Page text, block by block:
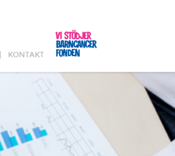
KONTAKT